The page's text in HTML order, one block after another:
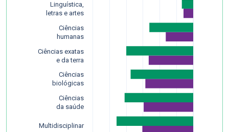
Multidisciplinar
Ciências
da saúde
Ciências
biológicas
Ciências exatas
e da terra
Ciências
humanas
Linguística,
letras e artes